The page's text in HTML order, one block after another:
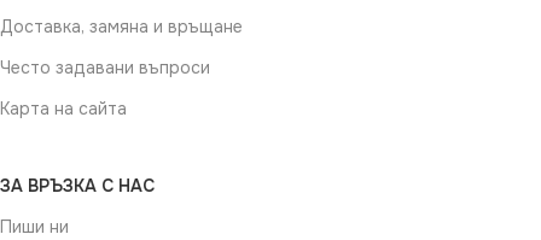
Доставка, замяна и връщане
Често задавани въпроси
Карта на сайта
ЗА ВРЪЗКА С НАС
Пиши ни